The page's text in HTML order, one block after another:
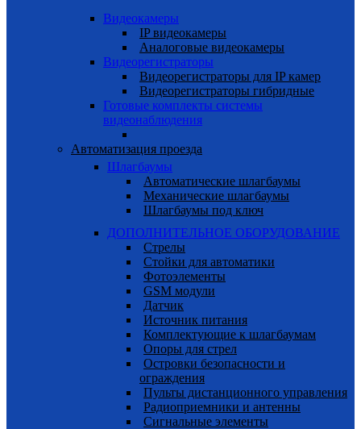
Видеокамеры
IP видеокамеры
Аналоговые видеокамеры
Видеорегистраторы
Видеорегистраторы для IP камер
Видеорегистраторы гибридные
Готовые комплекты системы
видеонаблюдения
Автоматизация проезда
Шлагбаумы
Автоматические шлагбаумы
Механические шлагбаумы
Шлагбаумы под ключ
ДОПОЛНИТЕЛЬНОЕ ОБОРУДОВАНИЕ
Стрелы
Cтойки для автоматики
Фотоэлементы
GSM модули
Датчик
Источник питания
Комплектующие к шлагбаумам
Опоры для стрел
Островки безопасности и
ограждения
Пульты дистанционного управления
Радиоприемники и антенны
Сигнальные элементы